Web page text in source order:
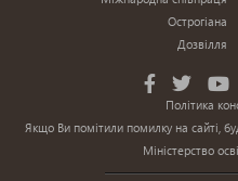
Острогіана
Дозвілля
Політика
Якщо Ви помітили помилку на сайті,
Міністерство